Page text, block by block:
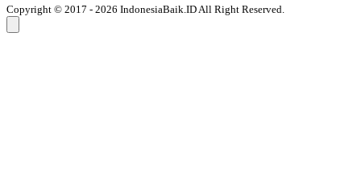
Copyright © 2017 - 2026 IndonesiaBaik.ID All Right Reserved.